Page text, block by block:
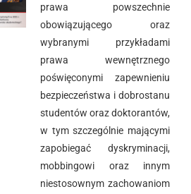
prawa powszechnie
obowiązującego oraz
wybranymi przykładami
prawa wewnętrznego
poświęconymi zapewnieniu
bezpieczeństwa i dobrostanu
studentów oraz doktorantów,
w tym szczególnie mającymi
zapobiegać dyskryminacji,
mobbingowi oraz innym
niestosownym zachowaniom